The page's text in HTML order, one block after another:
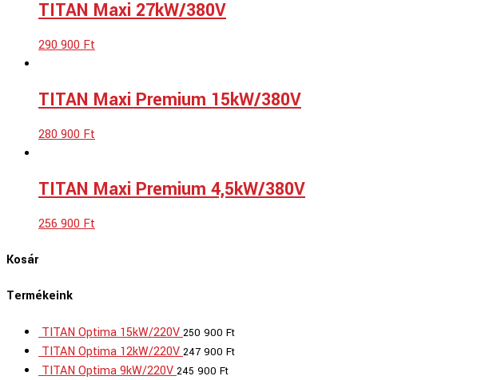
TITAN Maxi 27kW/380V
290 900 Ft
TITAN Maxi Premium 15kW/380V
280 900 Ft
TITAN Maxi Premium 4,5kW/380V
256 900 Ft
Kosár
Termékeink
TITAN Optima 15kW/220V 250 900 Ft
TITAN Optima 12kW/220V 247 900 Ft
TITAN Optima 9kW/220V 245 900 Ft